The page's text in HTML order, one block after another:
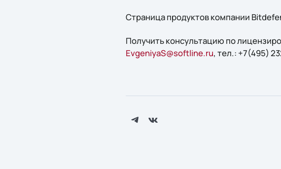
Страница продуктов компании
Получить консультацию по
EvgeniyaS@softline.ru, тел.: +7(495)